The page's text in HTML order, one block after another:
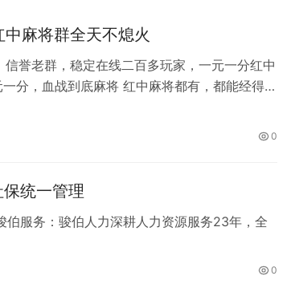
请保留此链接。
麻将群全天不熄火
誉老群，稳定在线二百多玩家，一元一分红中
分，血战到底麻将 红中麻将都有，都能经得起
，支持一切验证 安全 信誉随你考验。加不上微
0
统一管理
服务：骏伯人力深耕人力资源服务23年，全
0